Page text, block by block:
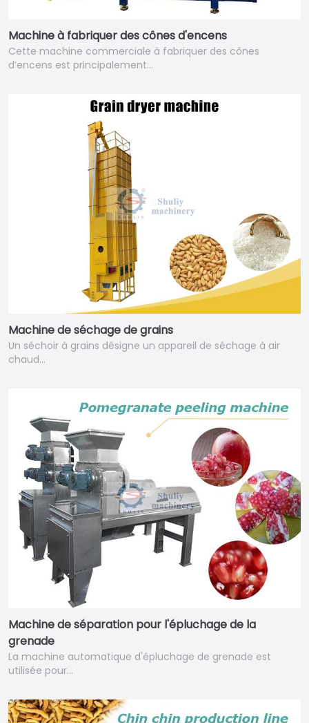
Machine à fabriquer des cônes d'encens
Cette machine commerciale à fabriquer des cônes
d’encens est principalement…
Machine de séchage de grains
Un séchoir à grains désigne un appareil de séchage à air
chaud…
Machine de séparation pour l'épluchage de la
grenade
La machine automatique d'épluchage de grenade est
utilisée pour…